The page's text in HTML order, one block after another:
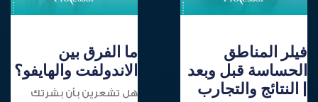
فيلر المناطق
الحساسة قبل وبعد
| النتائج والتجارب
ما الفرق بين
الاندولفت والهايفو؟
هل تشعرين بأن بشرتك